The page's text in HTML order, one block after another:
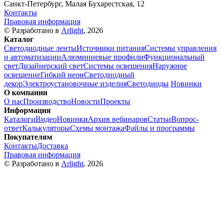
Санкт-Петербург, Малая Бухарестская, 12
Контакты
Правовая информация
© Разработано в Arlight, 2026
Каталог
Светодиодные лентыИсточники питанияСистемы управления
и автоматизацииАлюминиевые профилиФункциональный
светДизайнерский светСистемы освещенияНаружное
освещениеГибкий неонСветодиодный
декорЭлектроустановочные изделияСветодиоды Новинки
О компании
О насПроизводствоНовостиПроекты
Информация
КаталогиВидеоНовинкиАрхив вебинаровСтатьиВопрос-
ответКалькуляторыСхемы монтажаФайлы и программы
Покупателям
КонтактыДоставка
Правовая информация
© Разработано в Arlight, 2026